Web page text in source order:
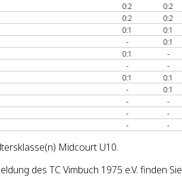
0:2 0:2
0:2 0:2
0:1 0:1
- 0:1
0:1 -
- -
0:1 0:1
- 0:1
- -
- -
- -
Midcourt U10.
des TC Vimbuch 1975 e.V. finden Sie